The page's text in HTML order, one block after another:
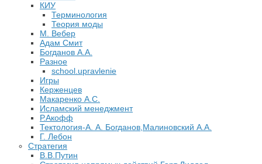
КИУ
Терминология
Теория моды
М. Вебер
Адам Смит
Богданов А.А.
Разное
school.upravlenie
Игры
Керженцев
Макаренко А.С.
Исламский менеджмент
Р.Акофф
Тектология-А. А. Богданов,Малиновский А.А.
​Г. Лебон
Стратегия
В.В.Путин